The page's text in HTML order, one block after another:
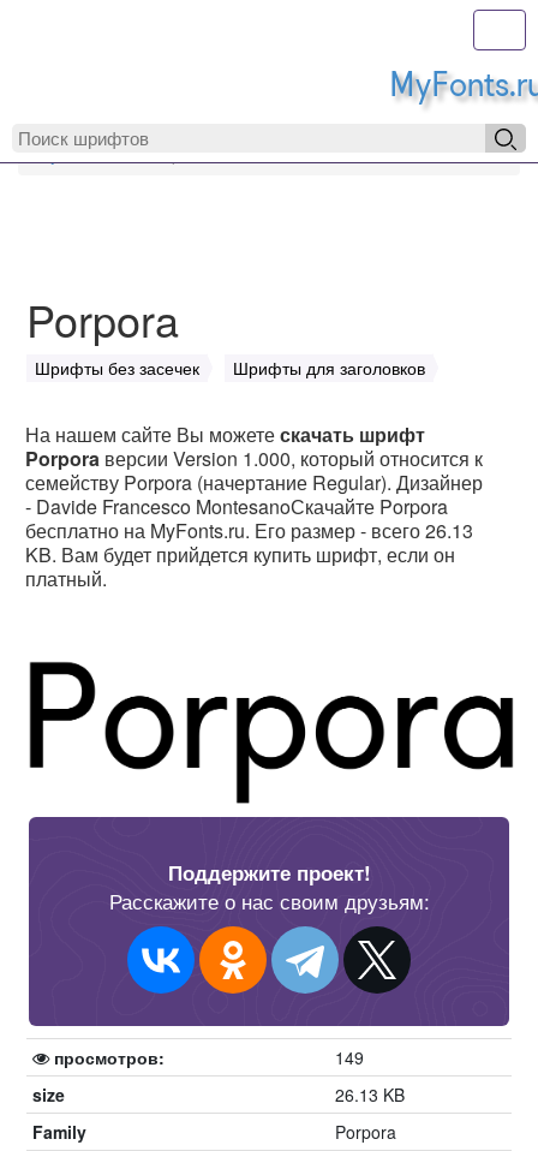
MyFonts.ru
Porpora
Шрифты без засечек Шрифты для заголовков
На нашем сайте Вы можетескачать шрифт
Porpora версии Version 1.000, который относится к
семейству Porpora (начертание Regular). Дизайнер
- Davide Francesco MontesanoСкачайте Porpora
бесплатно на MyFonts.ru. Его размер - всего 26.13
KB. Вам будет прийдется купить шрифт, если он
платный.
Поддержите проект!
Расскажите о нас своим друзьям:
просмотров:
149
size
26.13 KB
Family
Porpora